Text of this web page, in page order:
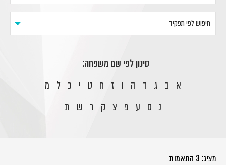
סינון לפי שם משפחה:
א ב ג ד ה ו ז ח ט י כ ל מ
נ ס ע פ צ ק ר ש ת
מציג: 3 התאמות